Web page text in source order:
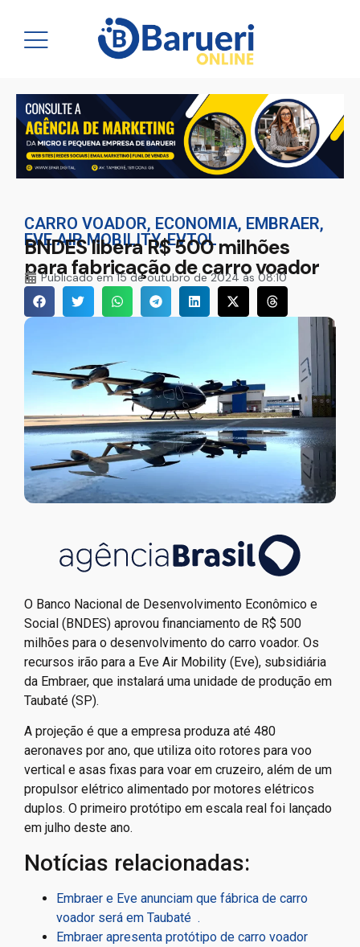
CARRO VOADOR, ECONOMIA, EMBRAER,
EVE AIR MOBILITY,EVTOL
BNDES libera R$ 500 milhões
para fabricação de carro voador
Publicado em15 de outubro de 2024 às 08:10
O Banco Nacional de Desenvolvimento Econômico e
Social (BNDES) aprovou financiamento de R$ 500
milhões para o desenvolvimento do carro voador. Os
recursos irão para a Eve Air Mobility (Eve), subsidiária
da Embraer, que instalará uma unidade de produção em
Taubaté (SP).
A projeção é que a empresa produza até 480
aeronaves por ano, que utiliza oito rotores para voo
vertical e asas fixas para voar em cruzeiro, além de um
propulsor elétrico alimentado por motores elétricos
duplos. O primeiro protótipo em escala real foi lançado
em julho deste ano.
Notícias relacionadas:
Embraer e Eve anunciam que fábrica de carro
voador será em Taubaté .
Embraer apresenta protótipo de carro voador